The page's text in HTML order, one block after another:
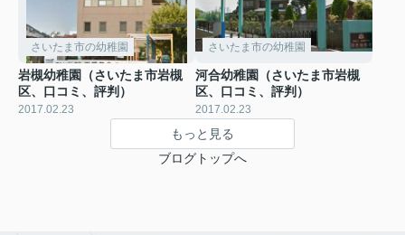
さいたま市の幼稚園
岩槻幼稚園（さいたま市岩槻
区、口コミ、評判）
2017.02.23
さいたま市の幼稚園
河合幼稚園（さいたま市岩槻
区、口コミ、評判）
2017.02.23
もっと見る
ブログトップへ